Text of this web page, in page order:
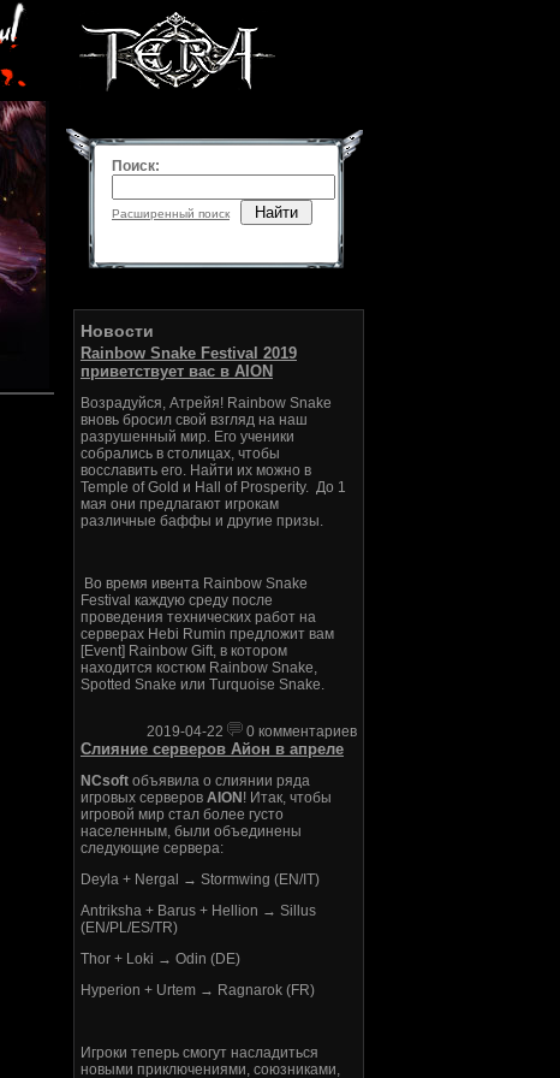
Поиск:
Расширенный поиск Найти
Новости
Rainbow Snake Festival 2019
приветствует вас в AION
Возрадуйся, Атрейя! Rainbow Snake
вновь бросил свой взгляд на наш
разрушенный мир. Его ученики
собрались в столицах, чтобы
восславить его. Найти их можно в
Temple of Gold и Hall of Prosperity. До 1
мая они предлагают игрокам
различные баффы и другие призы.
Во время ивента Rainbow Snake
Festival каждую среду после
проведения технических работ на
серверах Hebi Rumin предложит вам
[Event] Rainbow Gift, в котором
находится костюм Rainbow Snake,
Spotted Snake или Turquoise Snake.
2019-04-22 0 комментариев
Слияние серверов Айон в апреле
NCsoft объявила о слиянии ряда
игровых серверов AION ! Итак, чтобы
игровой мир стал более густо
населенным, были объединены
следующие сервера:
Deyla + Nergal → Stormwing (EN/IT)
Antriksha + Barus + Hellion → Sillus
(EN/PL/ES/TR)
Thor + Loki → Odin (DE)
Hyperion + Urtem → Ragnarok (FR)
Игроки теперь смогут насладиться
новыми приключениями, союзниками,